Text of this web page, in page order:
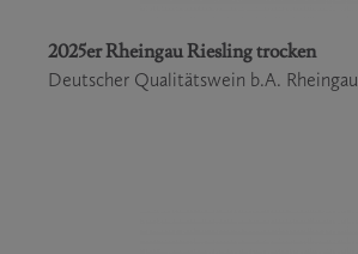
2025er Rheingau Riesling trocken
Deutscher Qualitätswein b.A. Rheingau